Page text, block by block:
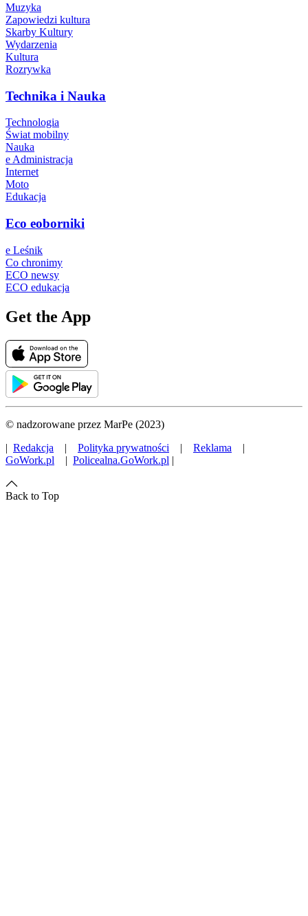
Muzyka
Zapowiedzi kultura
Skarby Kultury
Wydarzenia
Kultura
Rozrywka
Technika i Nauka
Technologia
Świat mobilny
Nauka
e Administracja
Internet
Moto
Edukacja
Eco eoborniki
e Leśnik
Co chronimy
ECO newsy
ECO edukacja
Get the App
© nadzorowane przez MarPe (2023)
| Redakcja | Polityka prywatności | Reklama |
GoWork.pl | Policealna.GoWork.pl |
Back to Top